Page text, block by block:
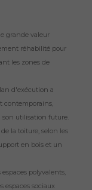
grande valeur
réhabilité pour
les zones de
d'exécution a
contemporains,
utilisation future.
la toiture, selon les
en bois et un
polyvalents,
espaces sociaux